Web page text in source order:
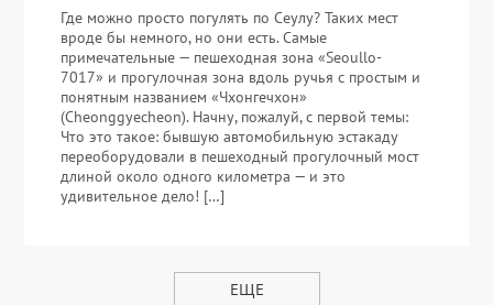
Где можно просто погулять по Сеулу? Таких мест
вроде бы немного, но они есть. Самые
примечательные — пешеходная зона «Seoullo-
7017» и прогулочная зона вдоль ручья с простым и
понятным названием «Чхонгечхон»
(Cheonggyecheon). Начну, пожалуй, с первой темы:
Что это такое: бывшую автомобильную эстакаду
переоборудовали в пешеходный прогулочный мост
длиной около одного километра — и это
удивительное дело! […]
ЕЩЕ